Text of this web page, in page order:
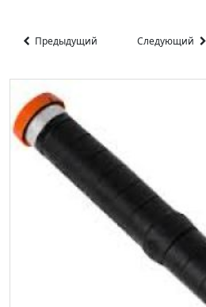
Предыдущий Следующий